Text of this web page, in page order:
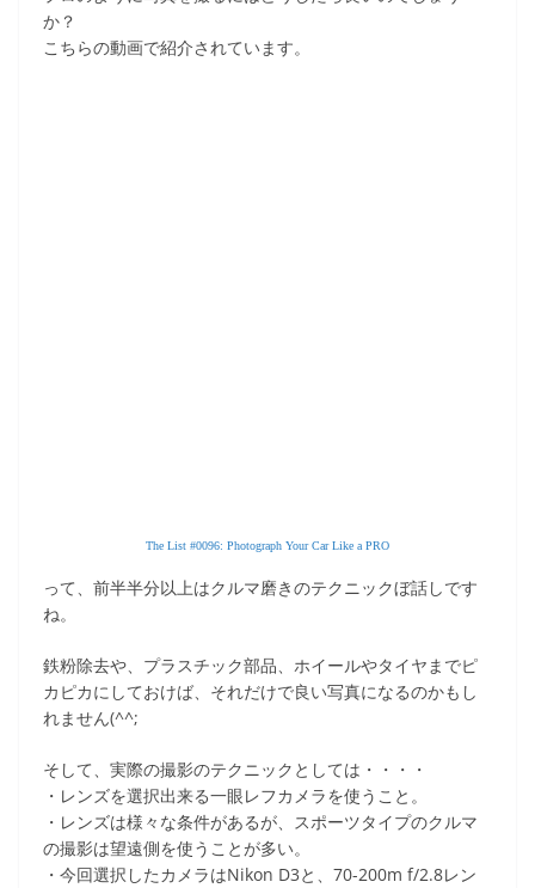
か？
こちらの動画で紹介されています。
The List #0096: Photograph Your Car Like a PRO
って、前半半分以上はクルマ磨きのテクニックぼ話しです
ね。
鉄粉除去や、プラスチック部品、ホイールやタイヤまでピ
カピカにしておけば、それだけで良い写真になるのかもし
れません(^^;
そして、実際の撮影のテクニックとしては・・・・
・レンズを選択出来る一眼レフカメラを使うこと。
・レンズは様々な条件があるが、スポーツタイプのクルマ
の撮影は望遠側を使うことが多い。
・今回選択したカメラはNikon D3と、70-200m f/2.8レン